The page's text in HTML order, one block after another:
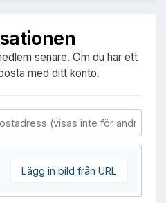
senare. Om du har ett
med ditt konto.
Lägg in bild från URL